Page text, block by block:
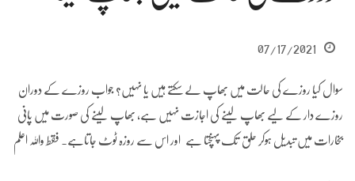
07/17/2021
سوال کیا روزے کی حالت میں بھاپ لے سکتے ہیں یا نہیں؟ جواب روزے کے دوران
روزے دار کے لیے بھاپ لینے کی اجازت نہیں ہے، بھاپ لینے کی صورت میں پانی
بخارات میں تبدیل ہوکر حلق تک پہنچتا ہے اور اس سے روزہ ٹوٹ جاتاہے۔ فقط واللہ اعلم